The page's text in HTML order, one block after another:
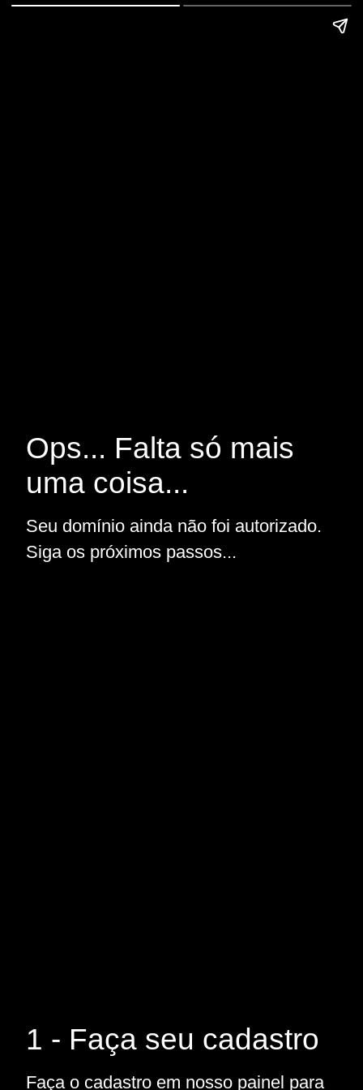
Ops... Falta só mais
uma coisa...
Seu domínio ainda não foi autorizado.
Siga os próximos passos...
1 - Faça seu cadastro
Faça o cadastro em nosso painel para